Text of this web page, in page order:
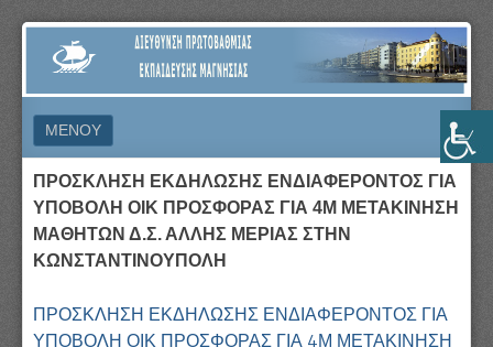
ΔΙΕΎΘΥΝΣΗ
ΠΡΩΤΟΒΆΘΜΙΑΣ
ΕΚΠΑΊΔΕΥΣΗΣ
ΜΑΓΝΗΣΊΑΣ
ΜΕΝΟΎ
ΜΕΤΆΒΑΣΗ ΣΕ ΠΕΡΙΕΧΌΜΕΝΟ
ΠΡΟΣΚΛΗΣΗ ΕΚΔΗΛΩΣΗΣ ΕΝΔΙΑΦΕΡΟΝΤΟΣ ΓΙΑ
ΥΠΟΒΟΛΗ ΟΙΚ ΠΡΟΣΦΟΡΑΣ ΓΙΑ 4Μ ΜΕΤΑΚΙΝΗΣΗ
ΜΑΘΗΤΩΝ Δ.Σ. ΑΛΛΗΣ ΜΕΡΙΑΣ ΣΤΗΝ
ΚΩΝΣΤΑΝΤΙΝΟΥΠΟΛΗ
ΠΡΟΣΚΛΗΣΗ ΕΚΔΗΛΩΣΗΣ ΕΝΔΙΑΦΕΡΟΝΤΟΣ ΓΙΑ
ΥΠΟΒΟΛΗ ΟΙΚ ΠΡΟΣΦΟΡΑΣ ΓΙΑ 4Μ ΜΕΤΑΚΙΝΗΣΗ